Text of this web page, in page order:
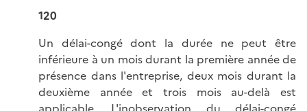
120
Un délai-congé dont la durée ne peut être
inférieure à un mois durant la première année de
présence dans l'entreprise, deux mois durant la
deuxième année et trois mois au-delà est